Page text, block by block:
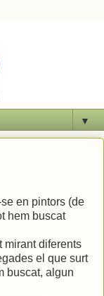
▼
en pintors (de
hem buscat
mirant diferents
el que surt
buscat, algun